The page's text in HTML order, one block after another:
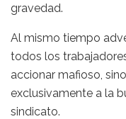
gravedad.
Al mismo tiempo
todos los
accionar mafioso,
exclusivamente a la
sindicato.